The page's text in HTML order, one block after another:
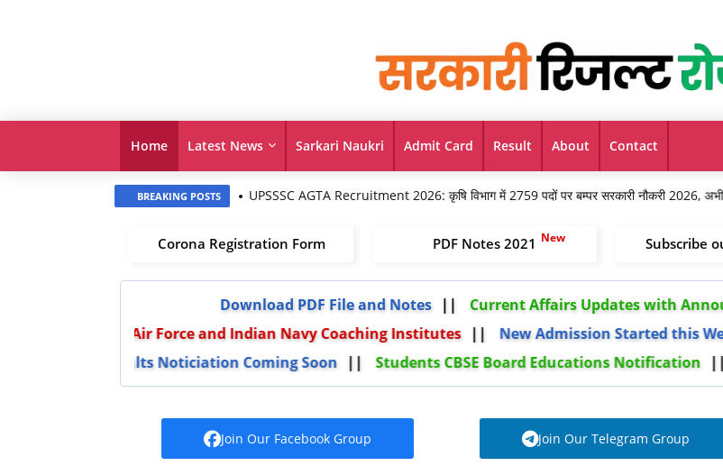
Home Latest News Sarkari Naukri Admit Card Result About Contact
BREAKING POSTS UPSSSC AGTA Recruitment 2026: कृषि विभाग में 2759 पदों पर बम्पर सरकारी नौकरी 2026,
Corona Registration Form PDF Notes 2021 Subscribe
Download PDF File and Notes Current Affairs Updates with
Air Force and Indian Navy Coaching Institutes
New Admission Started this
Results Noticiation Coming Soon
Students CBSE Board Educations Notification
Join Our Facebook Group Join Our Telegram Group